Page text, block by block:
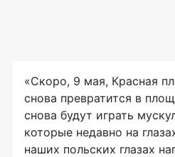
«Скоро, 9 мая, Красная
снова превратится в
снова будут играть
которые недавно на
наших польских глазах